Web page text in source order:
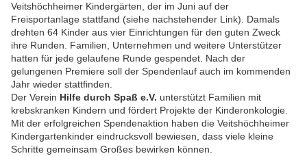
Veitshöchheimer Kindergärten, der im Juni auf der
Freisportanlage stattfand (siehe nachstehender Link). Damals
drehten 64 Kinder aus vier Einrichtungen für den guten Zweck
ihre Runden. Familien, Unternehmen und weitere Unterstützer
hatten für jede gelaufene Runde gespendet. Nach der
gelungenen Premiere soll der Spendenlauf auch im kommenden
Jahr wieder stattfinden.
Der Verein Hilfe durch Spaß e.V. unterstützt Familien mit
krebskranken Kindern und fördert Projekte der Kinderonkologie.
Mit der erfolgreichen Spendenaktion haben die Veitshöchheimer
Kindergartenkinder eindrucksvoll bewiesen, dass viele kleine
Schritte gemeinsam Großes bewirken können.